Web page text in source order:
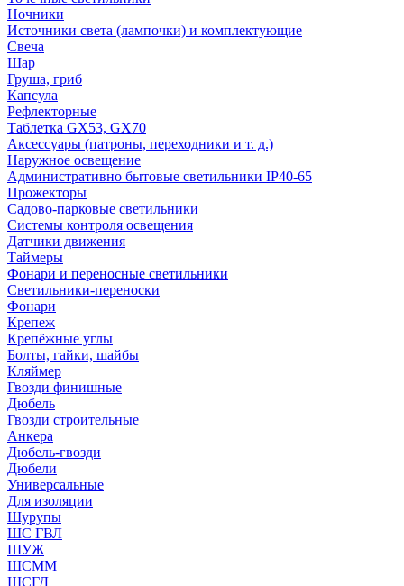
Ночники
Источники света (лампочки) и комплектующие
Свеча
Шар
Груша, гриб
Капсула
Рефлекторные
Таблетка GX53, GX70
Аксессуары (патроны, переходники и т. д.)
Наружное освещение
Административно бытовые светильники IP40-65
Прожекторы
Садово-парковые светильники
Системы контроля освещения
Датчики движения
Таймеры
Фонари и переносные светильники
Светильники-переноски
Фонари
Крепеж
Крепёжные углы
Болты, гайки, шайбы
Кляймер
Гвозди финишные
Дюбель
Гвозди строительные
Анкера
Дюбель-гвозди
Дюбели
Универсальные
Для изоляции
Шурупы
ШС ГВЛ
ШУЖ
ШСММ
ШСГД